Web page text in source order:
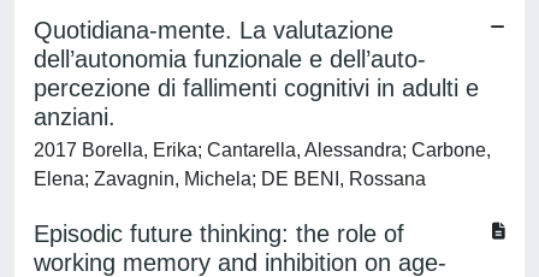
Quotidiana-mente. La valutazione
dell’autonomia funzionale e dell’auto-
percezione di fallimenti cognitivi in adulti e
anziani.
2017 Borella, Erika; Cantarella, Alessandra; Carbone,
Elena; Zavagnin, Michela; DE BENI, Rossana
Episodic future thinking: the role of
working memory and inhibition on age-